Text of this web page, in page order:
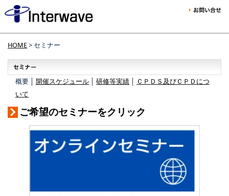
HOME> セミナー
概要 │ 開催スケジュール 研修等実績
ＣＰＤＳ及びＣＰＤにつ
いて
ご希望のセミナーをクリック